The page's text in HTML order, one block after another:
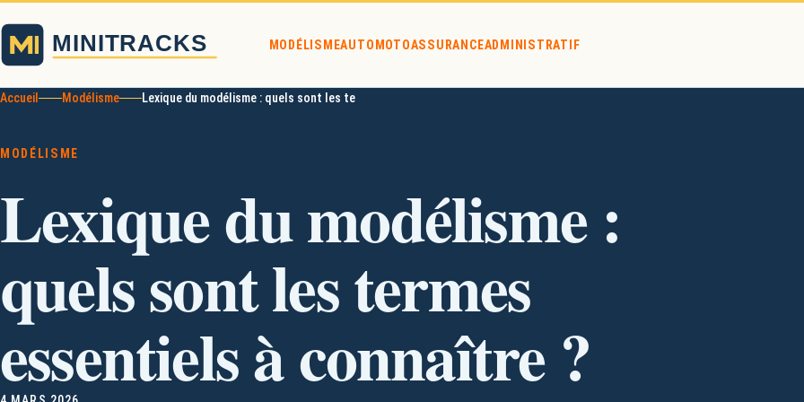
MODÉLISMEAUTO MOTOASSURANCEADMINISTRATIF
Accueil Modélisme Lexique du modélisme : quels sont les termes essentiels à connaître ?
MODÉLISME
Lexique du modélisme :
quels sont les termes
essentiels à connaître ?